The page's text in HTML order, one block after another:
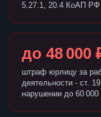
5.27.1, 20.4 КоАП РФ
до 48 000
штраф юрлицу за
деятельности - ст.
нарушении до 60 000